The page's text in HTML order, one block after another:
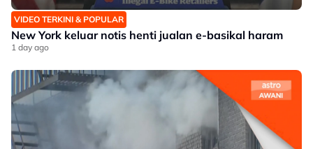
VIDEO TERKINI & POPULAR
New York keluar notis henti jualan e-basikal haram
1 day ago